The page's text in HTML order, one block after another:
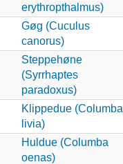
erythropthalmus)
Gøg (Cuculus
canorus)
Steppehøne
(Syrrhaptes
paradoxus)
Klippedue (Columba
livia)
Huldue (Columba
oenas)